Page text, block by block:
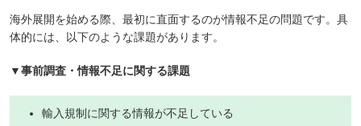
海外展開を始める際、最初に直面するのが情報不足の問題です。具
体的には、以下のような課題があります。
▼事前調査・情報不足に関する課題
輸入規制に関する情報が不足している